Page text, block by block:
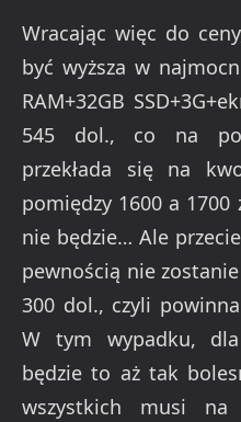
Wracając więc do
być wyższa w
RAM+32GB
545 dol., co na
przekłada się na
pomiędzy 1600 a
nie będzie… Ale
pewnością nie
300 dol., czyli
W tym wypadku,
będzie to aż tak
wszystkich musi na